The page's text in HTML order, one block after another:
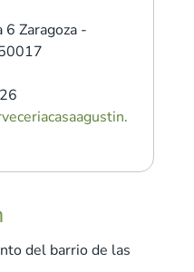
6 Zaragoza -
del barrio de las